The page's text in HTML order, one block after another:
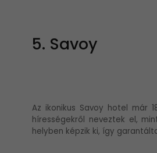
5. Savoy
Az ikonikus Savoy hotel már
hírességekről neveztek el,
helyben képzik ki, így